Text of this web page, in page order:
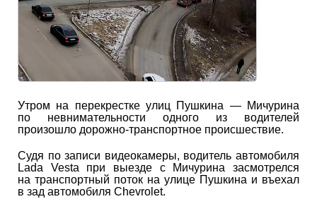
Утром на перекрестке улиц Пушкина — Мичурина
по невнимательности одного из водителей
произошло дорожно-транспортное происшествие.
Судя по записи видеокамеры, водитель автомобиля
Lada Vesta при выезде с Мичурина засмотрелся
на транспортный поток на улице Пушкина и въехал
в зад автомобиля Chevrolet.